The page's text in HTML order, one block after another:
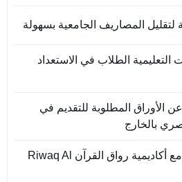
لتقليل المصاريف الجامعية بسهولة
الطلاب في الاستعداد
الأوراق المطلوبة للتقديم في
بالخارج
تعلم القرآن الكريم مع أكاديمية رواق القرآن Riwaq Al